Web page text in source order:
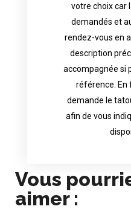
votre choix car
demandés et
rendez-vous en
description
accompagnée si
référence. En
demande le
afin de vous
Contact
choice
appointments
accurate
possible
images.
tattoo artist will
Vous
aimer :